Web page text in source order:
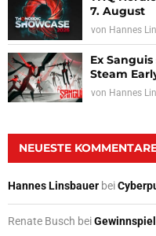
7. August
von Hannes
Ex
Steam
von Hannes
NEUESTE
Hannes Linsbauer bei
Renate Busch bei